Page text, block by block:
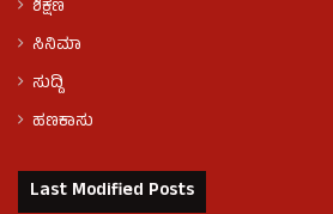
ಶಿಕ್ಷಣ
ಸಿನಿಮಾ
ಸುದ್ದಿ
ಹಣಕಾಸು
Last Modified Posts